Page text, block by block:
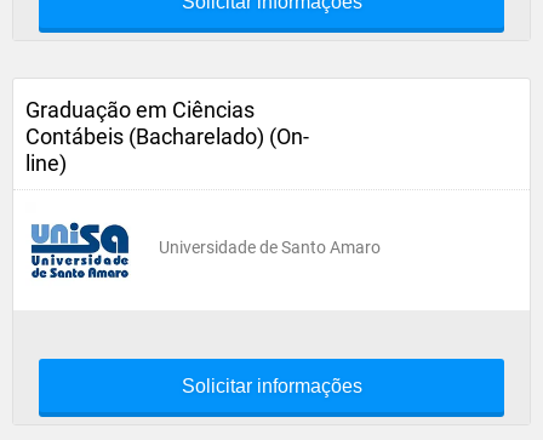
Graduação em Ciências
Contábeis (Bacharelado) (On-
line)
Universidade de Santo Amaro
Solicitar informações